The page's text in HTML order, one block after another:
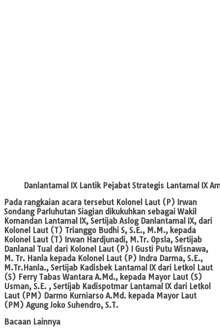
Danlantamal IX Lantik Pejabat Strategis Lantamal IX
Pada rangkaian acara tersebut Kolonel Laut (P) Irwan
Sondang Parluhutan Siagian dikukuhkan sebagai Wakil
Komandan Lantamal IX, Sertijab Aslog Danlantamal IX, dari
Kolonel Laut (T) Trianggo Budhi S, S.E., M.M., kepada
Kolonel Laut (T) Irwan Hardjunadi, M.Tr. Opsla, Sertijab
Danlanal Tual dari Kolonel Laut (P) I Gusti Putu Wisnawa,
M. Tr. Hanla kepada Kolonel Laut (P) Indra Darma, S.E.,
M.Tr.Hanla., Sertijab Kadisbek Lantamal IX dari Letkol Laut
(S) Ferry Tabas Wantara A.Md., kepada Mayor Laut (S)
Usman, S.E. , Sertijab Kadispotmar Lantamal IX dari Letkol
Laut (PM) Darmo Kurniarso A.Md. kepada Mayor Laut
(PM) Agung Joko Suhendro, S.T.
Bacaan Lainnya